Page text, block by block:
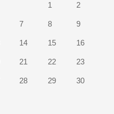
1 2
7 8 9
14 15 16
21 22 23
28 29 30